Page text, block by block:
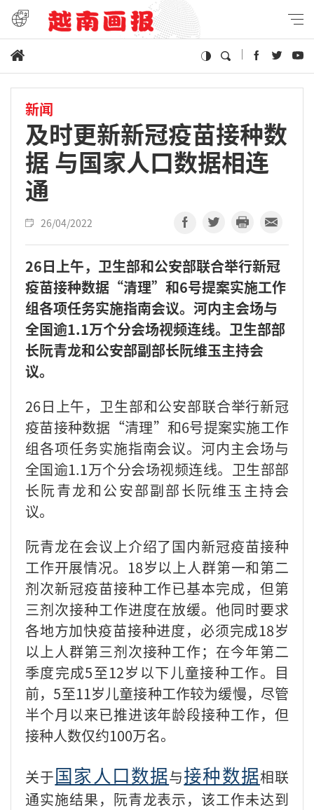
新闻
及时更新新冠疫苗接种数
据 与国家人口数据相连
通
26/04/2022
26日上午，卫生部和公安部联合举行新冠
疫苗接种数据“清理”和6号提案实施工作
组各项任务实施指南会议。河内主会场与
全国逾1.1万个分会场视频连线。卫生部部
长阮青龙和公安部副部长阮维玉主持会
议。
26日上午，卫生部和公安部联合举行新冠
疫苗接种数据“清理”和6号提案实施工作
组各项任务实施指南会议。河内主会场与
全国逾1.1万个分会场视频连线。卫生部部
长阮青龙和公安部副部长阮维玉主持会
议。
阮青龙在会议上介绍了国内新冠疫苗接种
工作开展情况。18岁以上人群第一和第二
剂次新冠疫苗接种工作已基本完成，但第
三剂次接种工作进度在放缓。他同时要求
各地方加快疫苗接种进度，必须完成18岁
以上人群第三剂次接种工作；在今年第二
季度完成5至12岁以下儿童接种工作。目
前，5至11岁儿童接种工作较为缓慢，尽管
半个月以来已推进该年龄段接种工作，但
接种人数仅约100万名。
关于国家人口数据与接种数据相联
通实施结果，阮青龙表示，该工作未达到